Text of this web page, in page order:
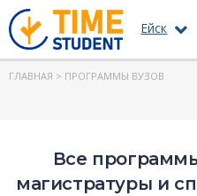
Ейск
ГЛАВНАЯ > ПРОГРАММЫ ВУЗОВ
Все
магистратуры и